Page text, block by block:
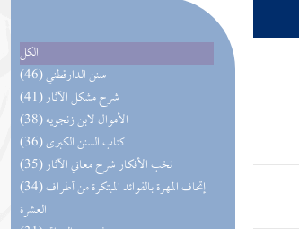
الكل
(46) سنن الدارقطني
(41) شرح مشكل الآثار
(38) الأموال لابن زنجويه
(36) كتاب السنن الكبرى
(35) نخب الأفكار شرح معاني الآثار
(34) إتحاف المهرة بالفوائد المبتكرة من أطراف
العشرة